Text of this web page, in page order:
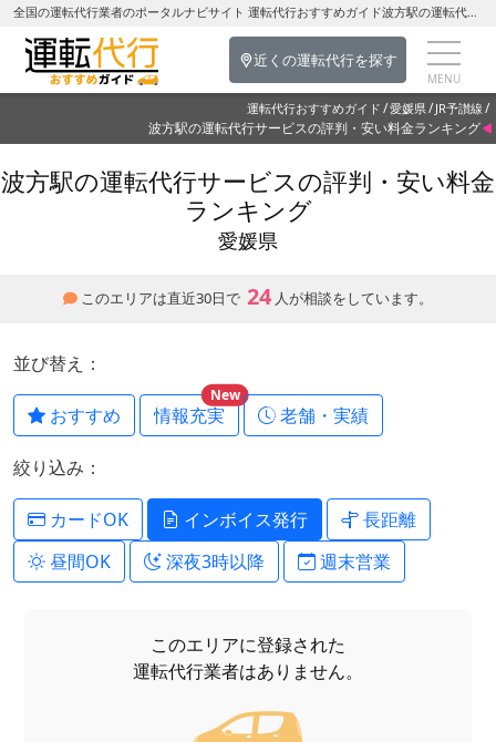
全国の運転代行業者のポータルナビサイト 運転代行おすすめガイド波方駅の運転代行を探す-愛媛県の運転代行
近くの運転代行を探す
運転代行おすすめガイド 愛媛県 JR予讃線
波方駅の運転代行サービスの評判・安い料金ランキング
波方駅の運転代行サービスの評判・安い料金
ランキング
愛媛県
このエリアは直近30日で 24 人が相談をしています。
並び替え：
おすすめ 情報充実
New
老舗・実績
絞り込み：
カードOK インボイス発行
長距離
昼間OK
深夜3時以降 週末営業
このエリアに登録された
運転代行業者はありません。